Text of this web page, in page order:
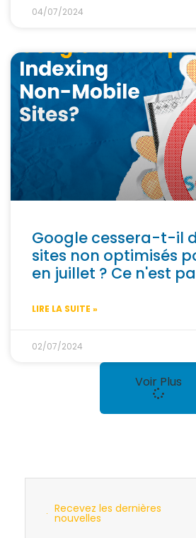
04/07/2024
Google cessera-t-il
sites non optimisés
en juillet ? Ce n'est
LIRE LA SUITE »
02/07/2024
Voir Plus
Recevez les dernières
nouvelles